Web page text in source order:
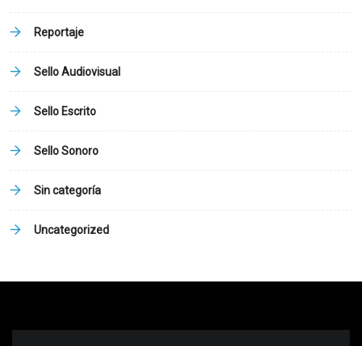
Reportaje
Sello Audiovisual
Sello Escrito
Sello Sonoro
Sin categoría
Uncategorized